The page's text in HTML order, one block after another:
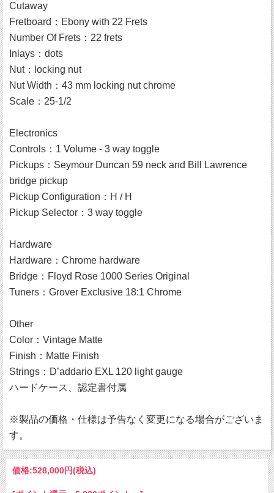
Cutaway
Fretboard：Ebony with 22 Frets
Number Of Frets：22 frets
Inlays：dots
Nut：locking nut
Nut Width：43 mm locking nut chrome
Scale：25-1/2
Electronics
Controls：1 Volume - 3 way toggle
Pickups：Seymour Duncan 59 neck and Bill Lawrence
bridge pickup
Pickup Configuration：H / H
Pickup Selector：3 way toggle
Hardware
Hardware：Chrome hardware
Bridge：Floyd Rose 1000 Series Original
Tuners：Grover Exclusive 18:1 Chrome
Other
Color：Vintage Matte
Finish：Matte Finish
Strings：D’addario EXL 120 light gauge
ハードケース、認定書付属
※製品の価格・仕様は予告なく変更になる場合がございま
す。
価格:528,000円(税込)